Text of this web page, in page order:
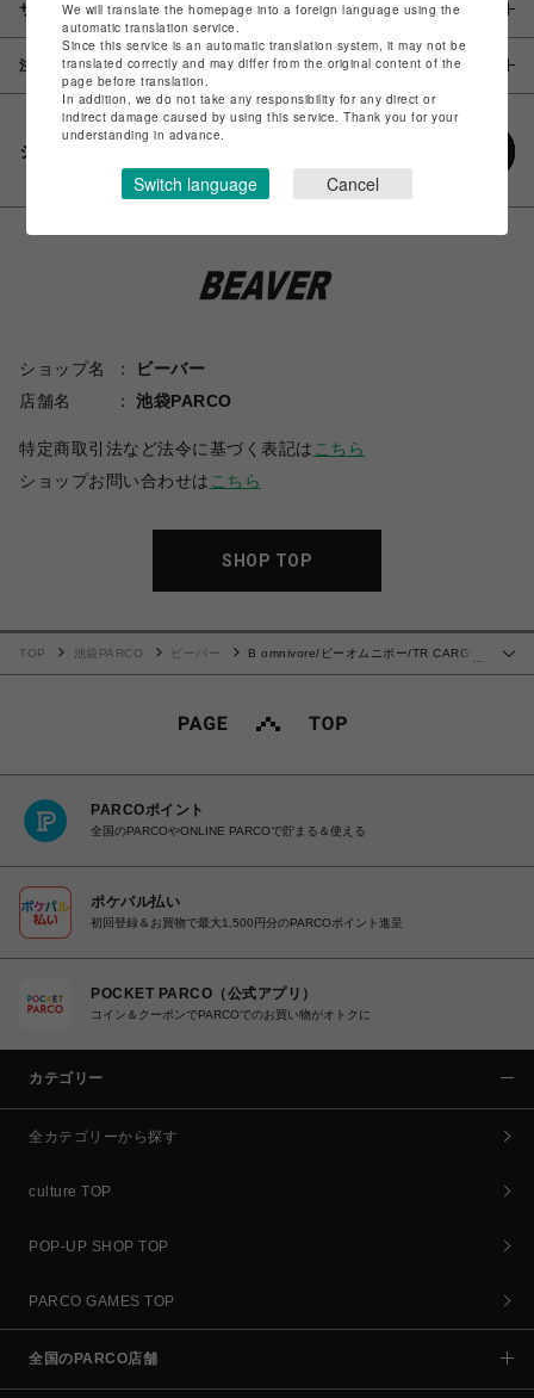
サイズ
注意事項
シェアする
ショップ名
ビーバー
店舗名
池袋PARCO
特定商取引法など法令に基づく表記は こちら
ショップお問い合わせは こちら
SHOP TOP
TOP 池袋PARCO ビーバー
B omnivore/ビーオムニボー/TR CARGO
PARCOポイント
全国のPARCOやONLINE PARCOで貯まる＆使える
ポケパル払い
初回登録＆お買物で最大1,500円分のPARCOポイント進呈
POCKET PARCO（公式アプリ）
コイン＆クーポンでPARCOでのお買い物がオトクに
カテゴリー
全カテゴリーから探す
culture TOP
POP-UP SHOP TOP
PARCO GAMES TOP
全国のPARCO店舗
We will translate the homepage into a foreign language using the
automatic translation service.
Since this service is an automatic translation system, it may not be
translated correctly and may differ from the original content of the
page before translation.
In addition, we do not take any responsibility for any direct or
indirect damage caused by using this service. Thank you for your
understanding in advance.
Switch language Cancel